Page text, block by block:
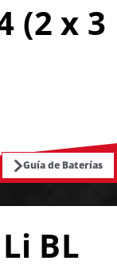
(2 x 3
Guía de Baterías
BL